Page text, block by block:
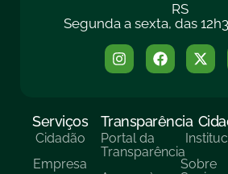
RS
Segunda a sexta, das
Serviços
Cidadão
Empresa
Transparência
Portal da
Transparência
Sobre